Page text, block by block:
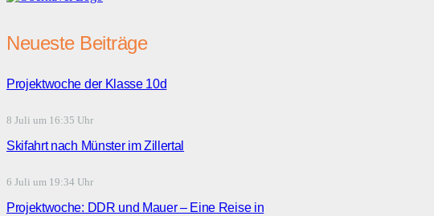
Neueste Beiträge
Projektwoche der Klasse 10d
8 Juli um 16:35 Uhr
Skifahrt nach Münster im Zillertal
6 Juli um 19:34 Uhr
Projektwoche: DDR und Mauer – Eine Reise in